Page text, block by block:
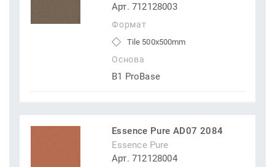
Арт. 712128003
Формат
Tile 500x500mm
Основа
B1 ProBase
Essence Pure AD07 2084
Essence Pure
Арт. 712128004